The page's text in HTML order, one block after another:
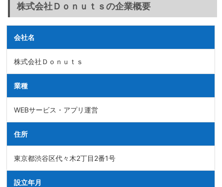
株式会社Ｄｏｎｕｔｓの企業概要
会社名
株式会社Ｄｏｎｕｔｓ
業種
WEBサービス・アプリ運営
住所
東京都渋谷区代々木2丁目2番1号
設立年月